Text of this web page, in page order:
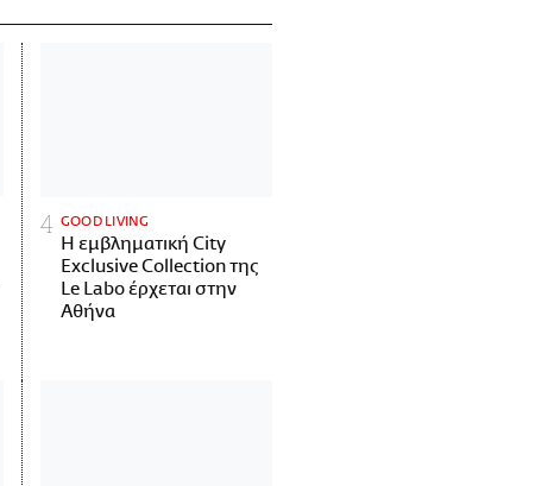
GOOD LIVING
Η εμβληματική City
Exclusive Collection της
Le Labo έρχεται στην
Αθήνα